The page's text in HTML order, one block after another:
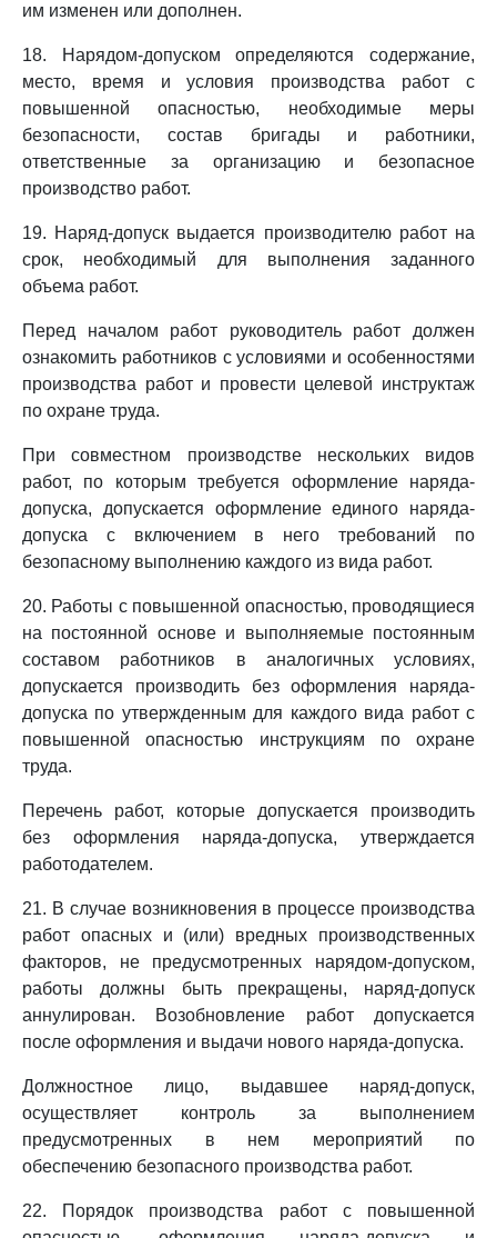
им изменен или дополнен.
18. Нарядом-допуском определяются содержание,
место, время и условия производства работ с
повышенной опасностью, необходимые меры
безопасности, состав бригады и работники,
ответственные за организацию и безопасное
производство работ.
19. Наряд-допуск выдается производителю работ на
срок, необходимый для выполнения заданного
объема работ.
Перед началом работ руководитель работ должен
ознакомить работников с условиями и особенностями
производства работ и провести целевой инструктаж
по охране труда.
При совместном производстве нескольких видов
работ, по которым требуется оформление наряда-
допуска, допускается оформление единого наряда-
допуска с включением в него требований по
безопасному выполнению каждого из вида работ.
20. Работы с повышенной опасностью, проводящиеся
на постоянной основе и выполняемые постоянным
составом работников в аналогичных условиях,
допускается производить без оформления наряда-
допуска по утвержденным для каждого вида работ с
повышенной опасностью инструкциям по охране
труда.
Перечень работ, которые допускается производить
без оформления наряда-допуска, утверждается
работодателем.
21. В случае возникновения в процессе производства
работ опасных и (или) вредных производственных
факторов, не предусмотренных нарядом-допуском,
работы должны быть прекращены, наряд-допуск
аннулирован. Возобновление работ допускается
после оформления и выдачи нового наряда-допуска.
Должностное лицо, выдавшее наряд-допуск,
осуществляет контроль за выполнением
предусмотренных в нем мероприятий по
обеспечению безопасного производства работ.
22. Порядок производства работ с повышенной